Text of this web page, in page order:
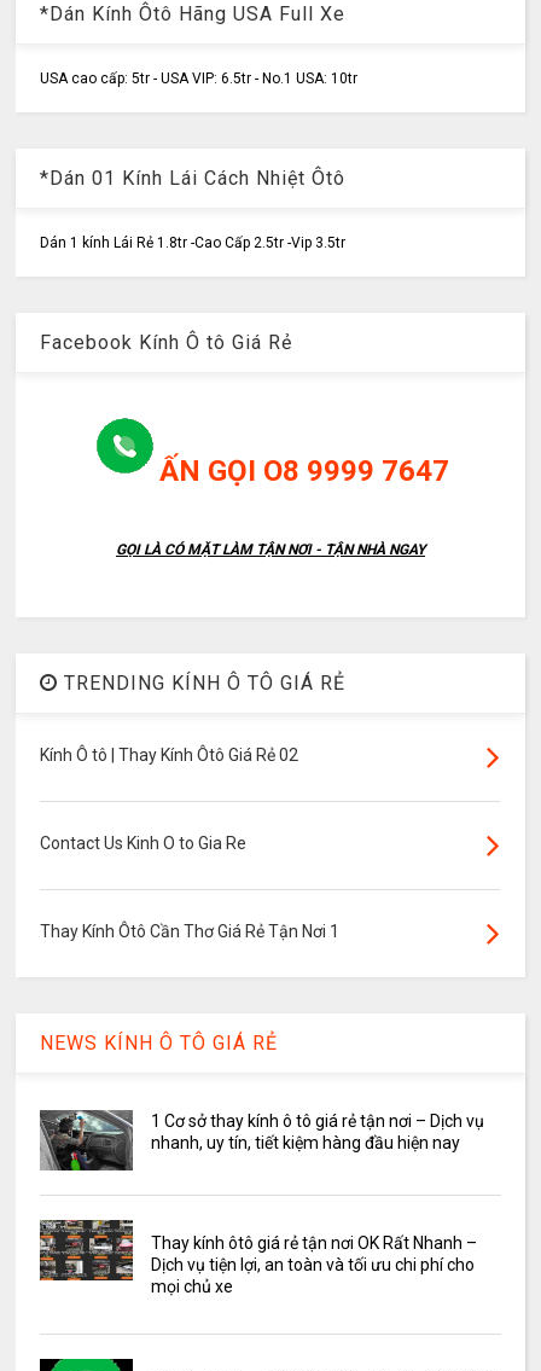
*Dán Kính Ôtô Hãng USA Full Xe
USA cao cấp: 5tr - USA VIP: 6.5tr - No.1 USA: 10tr
*Dán 01 Kính Lái Cách Nhiệt Ôtô
Dán 1 kính Lái Rẻ 1.8tr -Cao Cấp 2.5tr -Vip 3.5tr
Facebook Kính Ô tô Giá Rẻ
ẤN GỌI O8 9999 7647
GỌI LÀ CÓ MẶT LÀM TẬN NƠI - TẬN NHÀ NGAY
TRENDING KÍNH Ô TÔ GIÁ RẺ
Kính Ô tô | Thay Kính Ôtô Giá Rẻ 02
Contact Us Kinh O to Gia Re
Thay Kính Ôtô Cần Thơ Giá Rẻ Tận Nơi 1
NEWS KÍNH Ô TÔ GIÁ RẺ
1 Cơ sở thay kính ô tô giá rẻ tận nơi – Dịch vụ
nhanh, uy tín, tiết kiệm hàng đầu hiện nay
Thay kính ôtô giá rẻ tận nơi OK Rất Nhanh –
Dịch vụ tiện lợi, an toàn và tối ưu chi phí cho
mọi chủ xe